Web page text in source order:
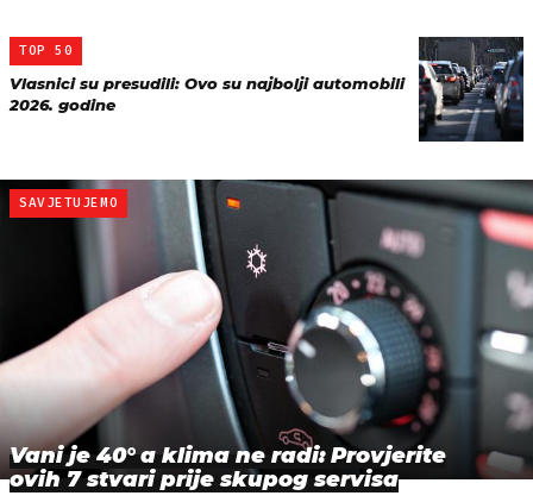
TOP 50
Vlasnici su presudili: Ovo su najbolji automobili
2026. godine
SAVJETUJEMO
Vani je 40° a klima ne radi: Provjerite
ovih 7 stvari prije skupog servisa